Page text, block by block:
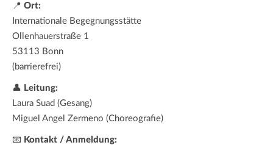
📍 Ort:
Internationale Begegnungsstätte
Ollenhauerstraße 1
53113 Bonn
(barrierefrei)
👤 Leitung:
Laura Suad (Gesang)
Miguel Angel Zermeno (Choreografie)
📧 Kontakt / Anmeldung: